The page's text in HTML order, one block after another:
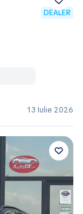
DEALER
13 Iulie 2026